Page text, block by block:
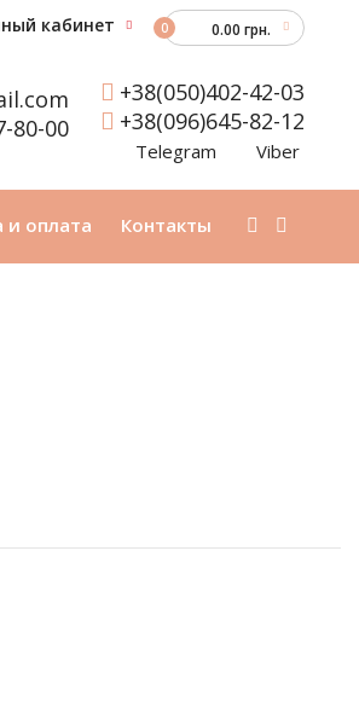
0 0.00 грн.
кабинет
80-00
+38(050)402-42-03
+38(096)645-82-12
Telegram Viber
и оплата Контакты